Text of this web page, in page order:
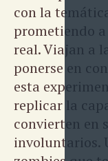
con la
prometiendo
real. Viajan a
ponerse en
esta
replicar la
convierten en
involuntarios.